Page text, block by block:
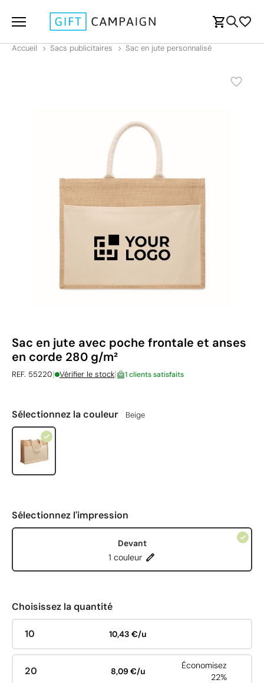
Accueil Sacs publicitaires Sac en jute personnalisé
Sac en jute avec poche frontale et anses
en corde 280 g/m²
REF. 55220| Vérifier le stock| 1 clients satisfaits
Sélectionnez la couleur Beige
Sélectionnez l'impression
Devant
1 couleur
Choisissez la quantité
10 10,43 €/u
20 8,09 €/u
Économisez
22%